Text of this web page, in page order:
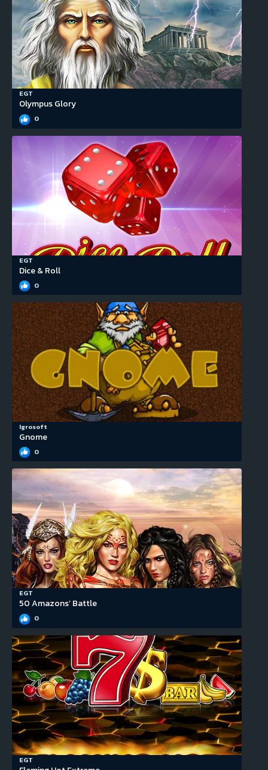
EGT
Olympus Glory
0
EGT
Dice & Roll
0
Igrosoft
Gnome
0
EGT
50 Amazons’ Battle
0
EGT